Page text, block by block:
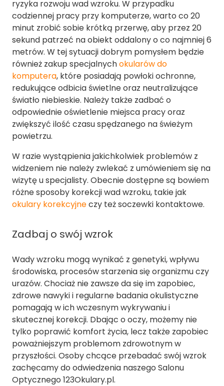
ryzyka rozwoju wad wzroku. W przypadku
codziennej pracy przy komputerze, warto co 20
minut zrobić sobie krótką przerwę, aby przez 20
sekund patrzeć na obiekt oddalony o co najmniej 6
metrów. W tej sytuacji dobrym pomysłem będzie
również zakup specjalnychokularów do
komputera, które posiadają powłoki ochronne,
redukujące odbicia świetlne oraz neutralizujące
światło niebieskie. Należy także zadbać o
odpowiednie oświetlenie miejsca pracy oraz
zwiększyć ilość czasu spędzanego na świeżym
powietrzu.
W razie wystąpienia jakichkolwiek problemów z
widzeniem nie należy zwlekać z umówieniem się na
wizytę u specjalisty. Obecnie dostępne są bowiem
różne sposoby korekcji wad wzroku, takie jak
okulary korekcyjneczy też soczewki kontaktowe.
Zadbaj o swój wzrok
Wady wzroku mogą wynikać z genetyki, wpływu
środowiska, procesów starzenia się organizmu czy
urazów. Chociaż nie zawsze da się im zapobiec,
zdrowe nawyki i regularne badania okulistyczne
pomagają w ich wczesnym wykrywaniu i
skutecznej korekcji. Dbając o oczy, możemy nie
tylko poprawić komfort życia, lecz także zapobiec
poważniejszym problemom zdrowotnym w
przyszłości. Osoby chcące przebadać swój wzrok
zachęcamy do odwiedzenia naszego Salonu
Optycznego 123Okulary.pl.